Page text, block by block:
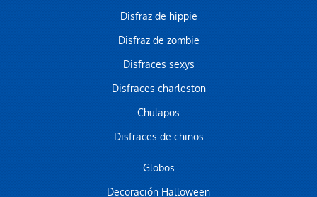
Disfraz de hippie
Disfraz de zombie
Disfraces sexys
Disfraces charleston
Chulapos
Disfraces de chinos
Globos
Decoración Halloween